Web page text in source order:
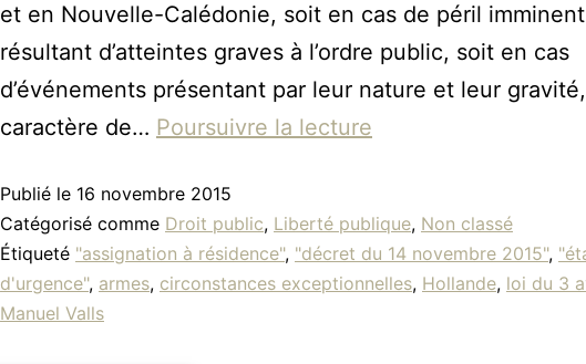
et en Nouvelle-Calédonie, soit en cas de péril imminent
résultant d’atteintes graves à l’ordre public, soit en cas
d’événements présentant par leur nature et leur
caractère de… Poursuivre la lecture
Publié le 16 novembre 2015
Catégorisé comme Droit public, Liberté publique, Non classé
Étiqueté "assignation à résidence", "décret du 14 novembre 2015",
d'urgence", armes, circonstances exceptionnelles, Hollande, loi du 3
Manuel Valls